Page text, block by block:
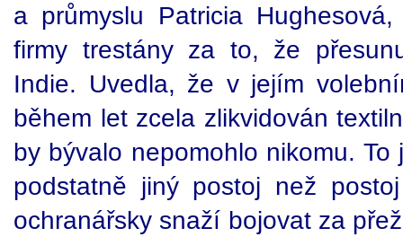
a průmyslu Patricia
firmy trestány za to, že
Indie. Uvedla, že v jejím
během let zcela zlikvidován
by bývalo nepomohlo nikomu.
podstatně jiný postoj než
ochranářsky snaží bojovat za